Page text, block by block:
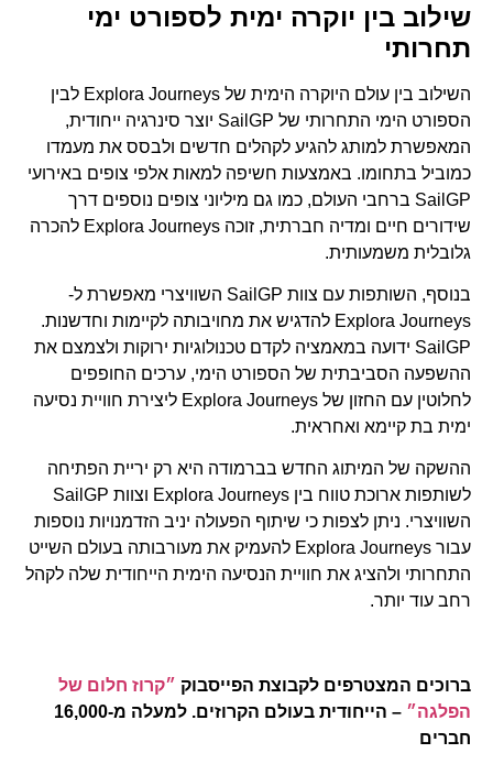
שילוב בין יוקרה ימית לספורט ימי
תחרותי
השילוב בין עולם היוקרה הימית של Explora Journeys לבין
הספורט הימי התחרותי של SailGP יוצר סינרגיה ייחודית,
המאפשרת למותג להגיע לקהלים חדשים ולבסס את מעמדו
כמוביל בתחומו. באמצעות חשיפה למאות אלפי צופים באירועי
SailGP ברחבי העולם, כמו גם מיליוני צופים נוספים דרך
שידורים חיים ומדיה חברתית, זוכה Explora Journeys להכרה
גלובלית משמעותית.
בנוסף, השותפות עם צוות SailGP השוויצרי מאפשרת ל-
Explora Journeys להדגיש את מחויבותה לקיימות וחדשנות.
SailGP ידועה במאמציה לקדם טכנולוגיות ירוקות ולצמצם את
ההשפעה הסביבתית של הספורט הימי, ערכים החופפים
לחלוטין עם החזון של Explora Journeys ליצירת חוויית נסיעה
ימית בת קיימא ואחראית.
ההשקה של המיתוג החדש בברמודה היא רק יריית הפתיחה
לשותפות ארוכת טווח בין Explora Journeys וצוות SailGP
השוויצרי. ניתן לצפות כי שיתוף הפעולה יניב הזדמנויות נוספות
עבור Explora Journeys להעמיק את מעורבותה בעולם השייט
התחרותי ולהציג את חוויית הנסיעה הימית הייחודית שלה לקהל
רחב עוד יותר.
ברוכים המצטרפים לקבוצת הפייסבוק ״קרוז חלום של
הפלגה״
– הייחודית בעולם הקרוזים. למעלה מ-16,000
חברים